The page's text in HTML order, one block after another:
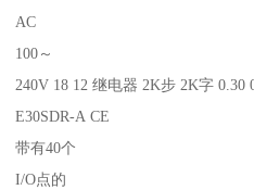
AC
100～
240V 18 12 继电器 2K步 2K字 0.30
E30SDR-A CE
带有40个
I/O点的